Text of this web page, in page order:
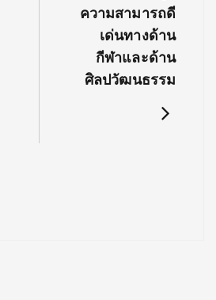
ความสามารถดี
เด่นทางด้าน
กีฬาและด้าน
ศิลปวัฒนธรรม